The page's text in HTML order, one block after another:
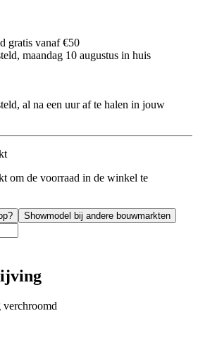
gratis vanaf €50
maandag 10 augustus in huis
al na een uur af te halen in jouw
om de voorraad in de winkel te
Showmodel bij andere bouwmarkten
verchroomd